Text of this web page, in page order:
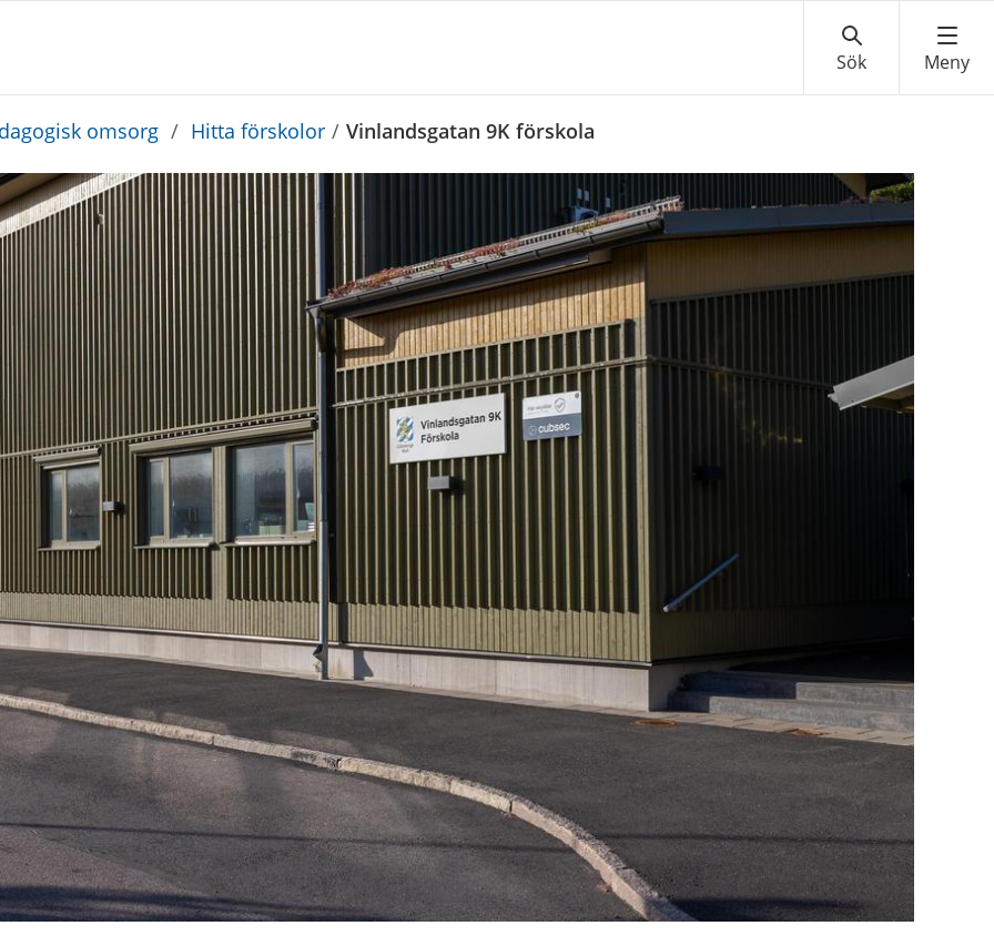
omsorg / Hitta förskolor / Vinlandsgatan 9K förskola